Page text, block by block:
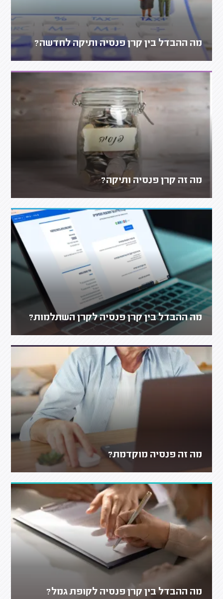
מה ההבדל בין קרן פנסיה ותיקה לחדשה?
מה זה קרן פנסיה ותיקה?
מה ההבדל בין קרן פנסיה לקרן השתלמות?
מה זה פנסיה מוקדמת?
מה ההבדל בין קרן פנסיה לקופת גמל?